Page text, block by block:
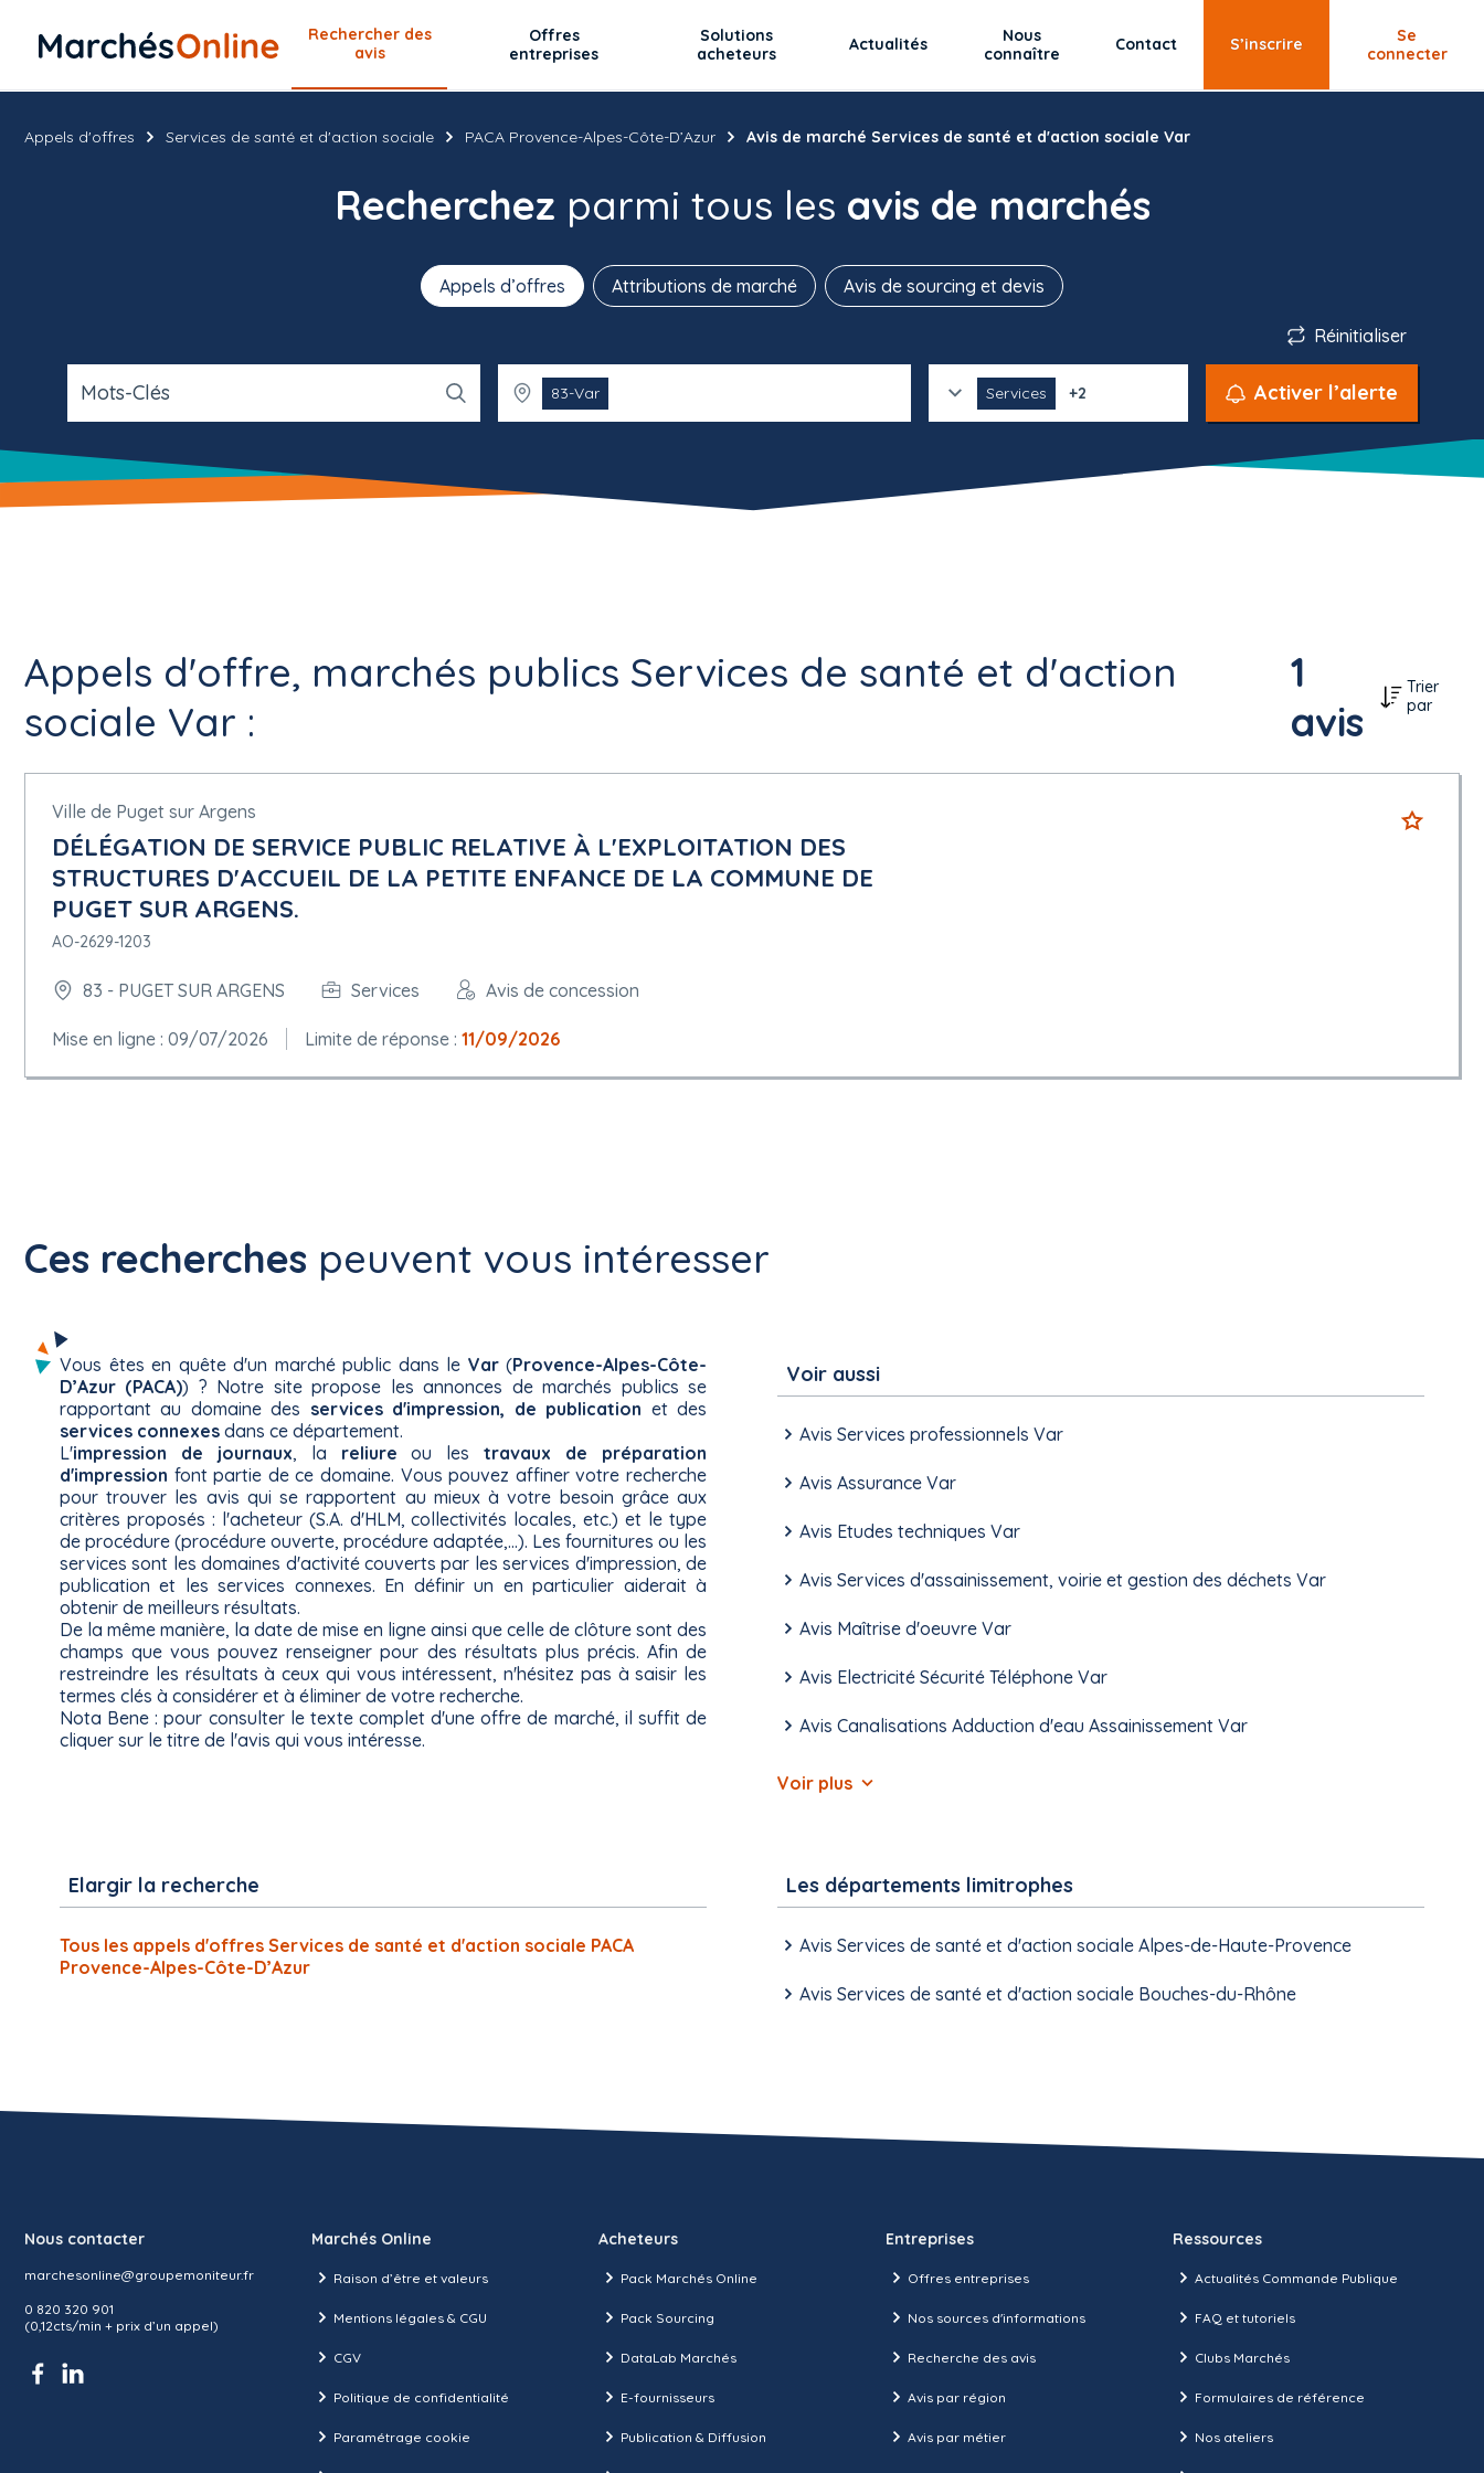
Rechercher des
avis
Offres
entreprises
Solutions
acheteurs
Actualités
Nous
connaître
Contact S’inscrire
Se
connecter
Recherchez parmi tous les avis de marchés
Appels d’offres Attributions de marché Avis de sourcing et devis
Réinitialiser
Mots-Clés 83-Var Services +2 Activer l’alerte
Appels d'offres Services de santé et d'action sociale PACA Provence-Alpes-Côte-D’Azur Avis de marché Services de santé et d'action sociale Var
Appels d'offre, marchés publics Services de santé et d'action
sociale Var :
1
avis
Trier
par
Ville de Puget sur Argens
DÉLÉGATION DE SERVICE PUBLIC RELATIVE À L'EXPLOITATION DES
STRUCTURES D'ACCUEIL DE LA PETITE ENFANCE DE LA COMMUNE DE
PUGET SUR ARGENS.
AO-2629-1203
83 - PUGET SUR ARGENS Services Avis de concession
Mise en ligne : 09/07/2026 Limite de réponse : 11/09/2026
Ces recherches peuvent vous intéresser
Vous êtes en quête d'un marché public dans le Var(Provence-Alpes-Côte-
D’Azur (PACA)) ? Notre site propose les annonces de marchés publics se
rapportant au domaine des services d'impression, de publication et des
services connexes dans ce département.
L'impression de journaux, la reliure ou lestravaux de préparation
d'impression font partie de ce domaine. Vous pouvez affiner votre recherche
pour trouver les avis qui se rapportent au mieux à votre besoin grâce aux
critères proposés : l'acheteur (S.A. d'HLM, collectivités locales, etc.) et le type
de procédure (procédure ouverte, procédure adaptée,...). Les fournitures ou les
services sont les domaines d'activité couverts par les services d'impression, de
publication et les services connexes. En définir un en particulier aiderait à
obtenir de meilleurs résultats.
De la même manière, la date de mise en ligne ainsi que celle de clôture sont des
champs que vous pouvez renseigner pour des résultats plus précis. Afin de
restreindre les résultats à ceux qui vous intéressent, n'hésitez pas à saisir les
termes clés à considérer et à éliminer de votre recherche.
Nota Bene : pour consulter le texte complet d'une offre de marché, il suffit de
cliquer sur le titre de l'avis qui vous intéresse.
Voir aussi
Avis Services professionnels Var
Avis Assurance Var
Avis Etudes techniques Var
Avis Services d'assainissement, voirie et gestion des déchets Var
Avis Maîtrise d'oeuvre Var
Avis Electricité Sécurité Téléphone Var
Avis Canalisations Adduction d'eau Assainissement Var
Voir plus
Elargir la recherche
Tous les appels d'offres Services de santé et d'action sociale PACA
Provence-Alpes-Côte-D’Azur
Les départements limitrophes
Avis Services de santé et d'action sociale Alpes-de-Haute-Provence
Avis Services de santé et d'action sociale Bouches-du-Rhône
Nous contacter
marchesonline@groupemoniteur.fr
0 820 320 901
(0,12cts/min + prix d’un appel)
Marchés Online
Raison d’être et valeurs
Mentions légales & CGU
CGV
Politique de confidentialité
Paramétrage cookie
Acheteurs
Pack Marchés Online
Pack Sourcing
DataLab Marchés
E-fournisseurs
Publication & Diffusion
Entreprises
Offres entreprises
Nos sources d'informations
Recherche des avis
Avis par région
Avis par métier
Ressources
Actualités Commande Publique
FAQ et tutoriels
Clubs Marchés
Formulaires de référence
Nos ateliers